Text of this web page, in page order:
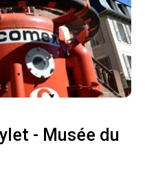
- Musée du